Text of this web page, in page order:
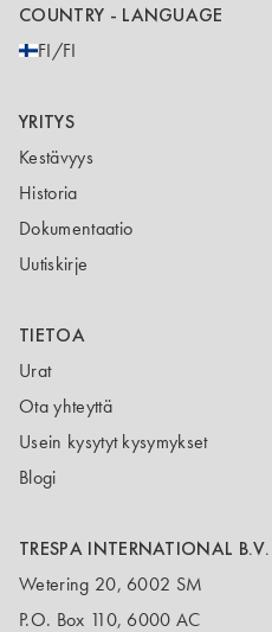
COUNTRY - LANGUAGE
FI/FI
YRITYS
Kestävyys
Historia
Dokumentaatio
Uutiskirje
TIETOA
Urat
Ota yhteyttä
Usein kysytyt kysymykset
Blogi
TRESPA INTERNATIONAL B.V.
Wetering 20, 6002 SM
P.O. Box 110, 6000 AC